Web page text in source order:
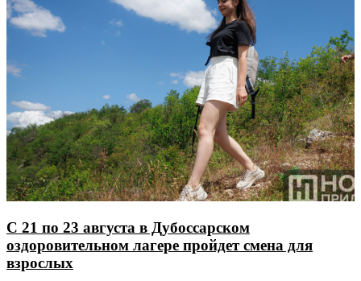
С 21 по 23 августа в Дубоссарском
оздоровительном лагере пройдет смена для
взрослых